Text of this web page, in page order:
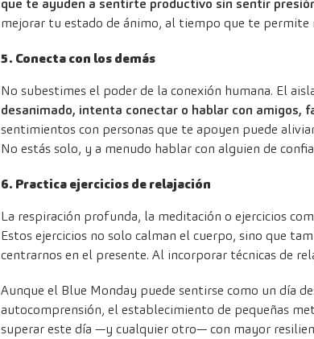
que te ayuden a sentirte productivo sin sentir
mejorar tu estado de ánimo, al tiempo que te
5. Conecta con los demás
No subestimes el poder de la conexión humana. El
desanimado, intenta conectar o hablar con amigos,
sentimientos con personas que te apoyen puede
No estás solo, y a menudo hablar con alguien de
6. Practica ejercicios de relajación
La respiración profunda, la meditación o ejercicios
Estos ejercicios no solo calman el cuerpo, sino que
centrarnos en el presente. Al incorporar técnicas de
Aunque el Blue Monday puede sentirse como un día
autocomprensión, el establecimiento de pequeñas
superar este día —y cualquier otro— con mayor